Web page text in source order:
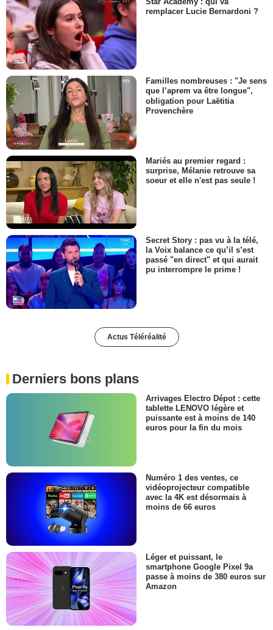
remplacer Lucie Bernardoni ?
Familles nombreuses : "Je sens
que l’aprem va être longue",
obligation pour Laëtitia
Provenchère
Mariés au premier regard :
surprise, Mélanie retrouve sa
soeur et elle n'est pas seule !
Secret Story : pas vu à la télé,
la Voix balance ce qu’il s’est
passé "en direct" et qui aurait
pu interrompre le prime !
Actus Téléréalité
Derniers bons plans
Arrivages Electro Dépot : cette
tablette LENOVO légère et
puissante est à moins de 140
euros pour la fin du mois
Numéro 1 des ventes, ce
vidéoprojecteur compatible
avec la 4K est désormais à
moins de 66 euros
Léger et puissant, le
smartphone Google Pixel 9a
passe à moins de 380 euros sur
Amazon